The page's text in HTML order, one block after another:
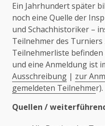
Ein Jahrhundert später
noch eine Quelle der
und Schachhistoriker –
Teilnehmer des Turniers
Teilnehmerliste befinden
und eine Anmeldung ist
Ausschreibung | zur
gemeldeten Teilnehmer).
Quellen /